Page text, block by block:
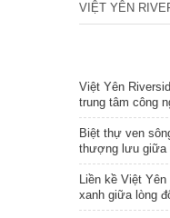
VIỆT YÊN
Việt Yên
trung tâm công
Biệt thự ven
thượng lưu giữa
Liền kề Việt
xanh giữa lòng